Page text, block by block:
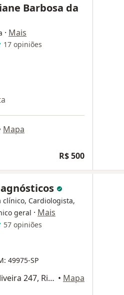
Barbosa da
· Mais
17 opiniões
Mapa
R$ 500
clínico, Cardiologista,
geral · Mais
57 opiniões
49975-SP
Rua João Domingues de Oliveira 247, Ribeirão Pires • Mapa